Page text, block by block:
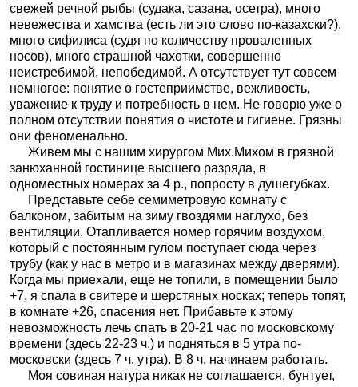
свежей речной рыбы (судака, сазана, осетра), много
невежества и хамства (есть ли это слово по-казахски?),
много сифилиса (судя по количеству проваленных
носов), много страшной чахотки, совершенно
неистребимой, непобедимой. А отсутствует тут совсем
немногое: понятие о гостеприимстве, вежливость,
уважение к труду и потребность в нем. Не говорю уже о
полном отсутствии понятия о чистоте и гигиене. Грязны
они феноменально.
Живем мы с нашим хирургом Мих.Михом в грязной
занюханной гостинице высшего разряда, в
одноместных номерах за 4 р., попросту в душегубках.
Представьте себе семиметровую комнату с
балконом, забитым на зиму гвоздями наглухо, без
вентиляции. Отапливается номер горячим воздухом,
который с постоянным гулом поступает сюда через
трубу (как у нас в метро и в магазинах между дверями).
Когда мы приехали, еще не топили, в помещении было
+7, я спала в свитере и шерстяных носках; теперь топят,
в комнате +26, спасения нет. Прибавьте к этому
невозможность лечь спать в 20-21 час по московскому
времени (здесь 22-23 ч.) и подняться в 5 утра по-
московски (здесь 7 ч. утра). В 8 ч. начинаем работать.
Моя совиная натура никак не соглашается, бунтует,